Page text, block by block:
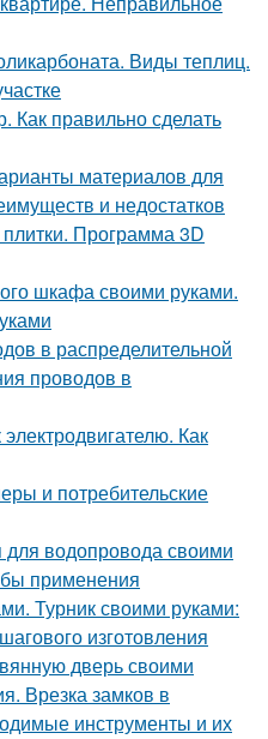
Виды теплиц.
Как правильно сделать
материалов для
и недостатков
Программа 3D
шкафа своими руками.
в распределительной
проводов в
Как
и потребительские
водопровода своими
применения
Турник своими руками:
изготовления
дверь своими
Врезка замков в
инструменты и их